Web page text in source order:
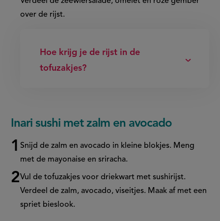
over de rijst.
Hoe krijg je de rijst in de
tofuzakjes?
Inari sushi met zalm en avocado
Snijd de zalm en avocado in kleine blokjes. Meng
met de mayonaise ensriracha.
Vul de tofuzakjes voor driekwart met sushirijst.
Verdeel de zalm, avocado, viseitjes. Maak af met een
spriet bieslook.